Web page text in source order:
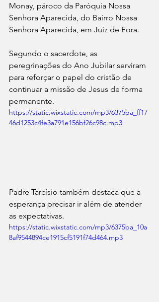
Monay, pároco da Paróquia Nossa
Senhora Aparecida, do Bairro Nossa
Senhora Aparecida, em Juiz de Fora.
Segundo o sacerdote, as
peregrinações do Ano Jubilar serviram
para reforçar o papel do cristão de
continuar a missão de Jesus de forma
permanente.
https://static.wixstatic.com/mp3/6375ba_ff17
46d1253c4fe3a791e156bf26c98c.mp3
Padre Tarcísio também destaca que a
esperança precisar ir além de atender
as expectativas.
https://static.wixstatic.com/mp3/6375ba_10a
8af9544894ce1915cf5191f74d464.mp3